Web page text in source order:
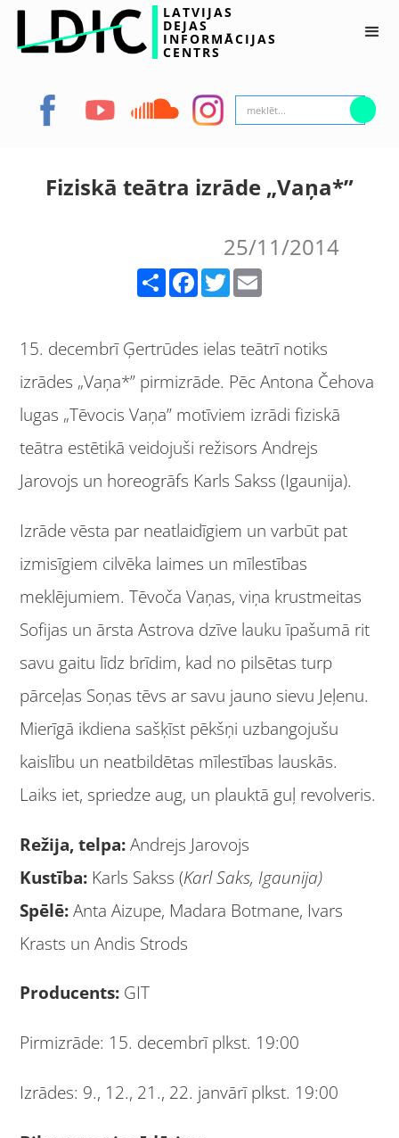
LATVIJAS
DEJAS
INFORMĀCIJAS
CENTRS
Fiziskā teātra izrāde „Vaņa*”
25/11/2014
Facebook Twitter
15. decembrī Ģertrūdes ielas teātrī notiks
izrādes „Vaņa*” pirmizrāde. Pēc Antona Čehova
lugas „Tēvocis Vaņa” motīviem izrādi fiziskā
teātra estētikā veidojuši režisors Andrejs
Jarovojs un horeogrāfs Karls Sakss (Igaunija).
Izrāde vēsta par neatlaidīgiem un varbūt pat
izmisīgiem cilvēka laimes un mīlestības
meklējumiem. Tēvoča Vaņas, viņa krustmeitas
Sofijas un ārsta Astrova dzīve lauku īpašumā rit
savu gaitu līdz brīdim, kad no pilsētas turp
pārceļas Soņas tēvs ar savu jauno sievu Jeļenu.
Mierīgā ikdiena sašķīst pēkšņi uzbangojušu
kaislību un neatbildētas mīlestības lauskās.
Laiks iet, spriedze aug, un plauktā guļ revolveris.
Režija, telpa:Andrejs Jarovojs
Kustība: Karls Sakss (Karl Saks, Igaunija)
Spēlē:Anta Aizupe, Madara Botmane, Ivars
Krasts un Andis Strods
Producents: GIT
Pirmizrāde: 15. decembrī plkst. 19:00
Izrādes: 9., 12., 21., 22. janvārī plkst. 19:00